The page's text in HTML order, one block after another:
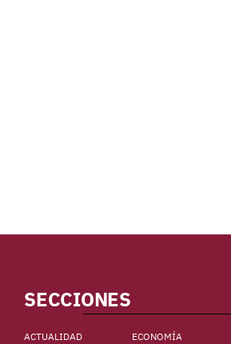
SECCIONES
ACTUALIDAD
ECONOMÍA